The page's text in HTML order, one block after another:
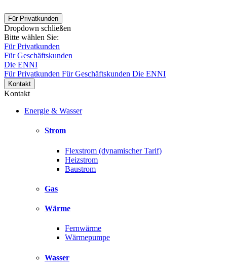
Für Privatkunden
Dropdown schließen
Bitte wählen Sie:
Für Privatkunden
Für Geschäftskunden
Die ENNI
Für Privatkunden Für Geschäftskunden Die ENNI
Kontakt
Kontakt
Energie & Wasser
Strom
Flexstrom (dynamischer Tarif)
Heizstrom
Baustrom
Gas
Wärme
Fernwärme
Wärmepumpe
Wasser